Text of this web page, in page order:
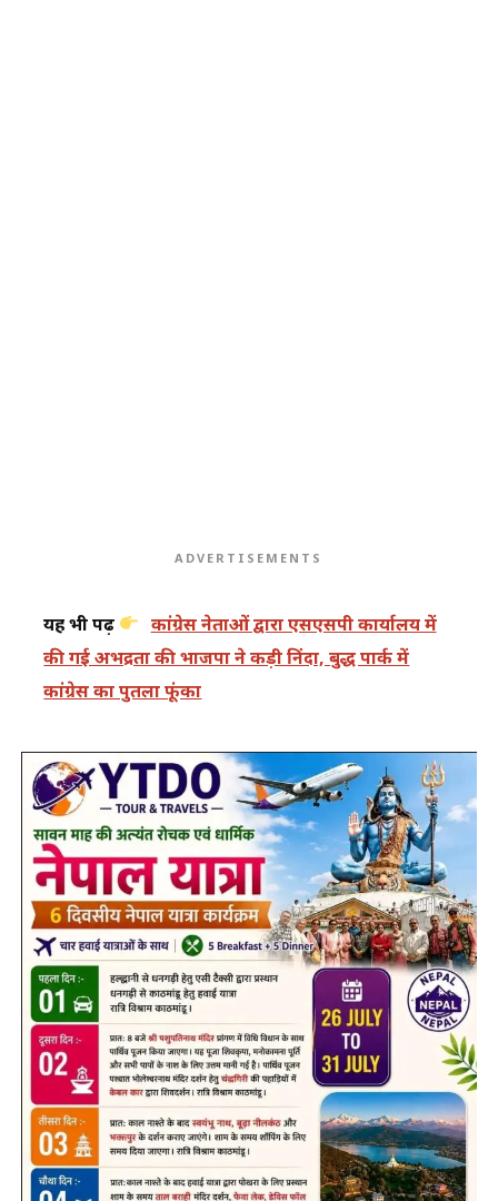
ADVERTISEMENTS
यह भी पढ़ें
कांग्रेस नेताओं द्वारा एसएसपी कार्यालय में
की गई अभद्रता की भाजपा ने कड़ी निंदा, बुद्ध पार्क में
कांग्रेस का पुतला फूंका